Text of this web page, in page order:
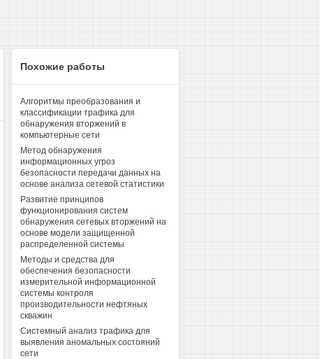
Похожие работы
Алгоритмы преобразования и
классификации трафика для
обнаружения вторжений в
компьютерные сети
Метод обнаружения
информационных угроз
безопасности передачи данных на
основе анализа сетевой статистики
Развитие принципов
функционирования систем
обнаружения сетевых вторжений на
основе модели защищенной
распределенной системы
Методы и средства для
обеспечения безопасности
измерительной информационной
системы контроля
производительности нефтяных
скважин
Системный анализ трафика для
выявления аномальных состояний
сети